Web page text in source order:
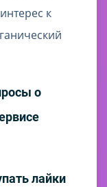
к
о
лайки